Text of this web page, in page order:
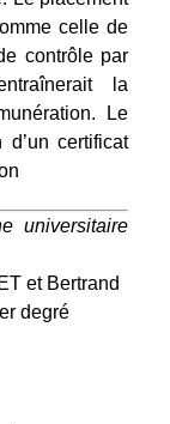
celle de
contrôle par
la
Le
certificat
universitaire
et Bertrand
degré